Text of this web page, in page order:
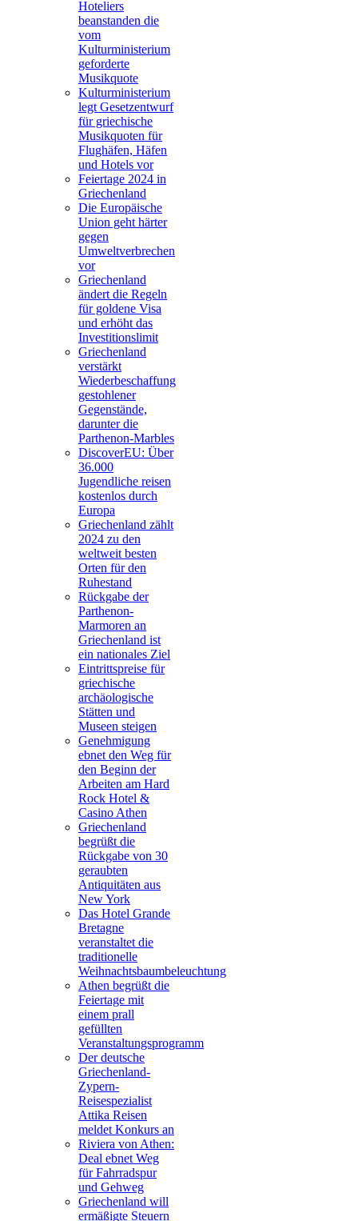
Hoteliers
beanstanden die
vom
Kulturministerium
geforderte
Musikquote
Kulturministerium
legt Gesetzentwurf
für griechische
Musikquoten für
Flughäfen, Häfen
und Hotels vor
Feiertage 2024 in
Griechenland
Die Europäische
Union geht härter
gegen
Umweltverbrechen
vor
Griechenland
ändert die Regeln
für goldene Visa
und erhöht das
Investitionslimit
Griechenland
verstärkt
Wiederbeschaffung
gestohlener
Gegenstände,
darunter die
Parthenon-Marbles
DiscoverEU: Über
36.000
Jugendliche reisen
kostenlos durch
Europa
Griechenland zählt
2024 zu den
weltweit besten
Orten für den
Ruhestand
Rückgabe der
Parthenon-
Marmoren an
Griechenland ist
ein nationales Ziel
Eintrittspreise für
griechische
archäologische
Stätten und
Museen steigen
Genehmigung
ebnet den Weg für
den Beginn der
Arbeiten am Hard
Rock Hotel &
Casino Athen
Griechenland
begrüßt die
Rückgabe von 30
geraubten
Antiquitäten aus
New York
Das Hotel Grande
Bretagne
veranstaltet die
traditionelle
Weihnachtsbaumbeleuchtung
Athen begrüßt die
Feiertage mit
einem prall
gefüllten
Veranstaltungsprogramm
Der deutsche
Griechenland-
Zypern-
Reisespezialist
Attika Reisen
meldet Konkurs an
Riviera von Athen:
Deal ebnet Weg
für Fahrradspur
und Gehweg
Griechenland will
ermäßigte Steuern